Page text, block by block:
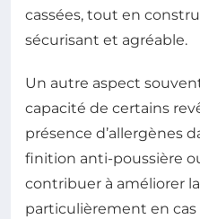
cassées, tout en
sécurisant et agréable.
Un autre aspect
capacité de certains
présence d’allergènes
finition anti-poussière
contribuer à améliorer
particulièrement en cas